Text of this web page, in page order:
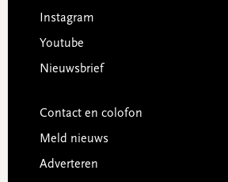
Instagram
Youtube
Nieuwsbrief
Contact en colofon
Meld nieuws
Adverteren